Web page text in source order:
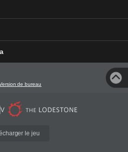
de bureau
le jeu